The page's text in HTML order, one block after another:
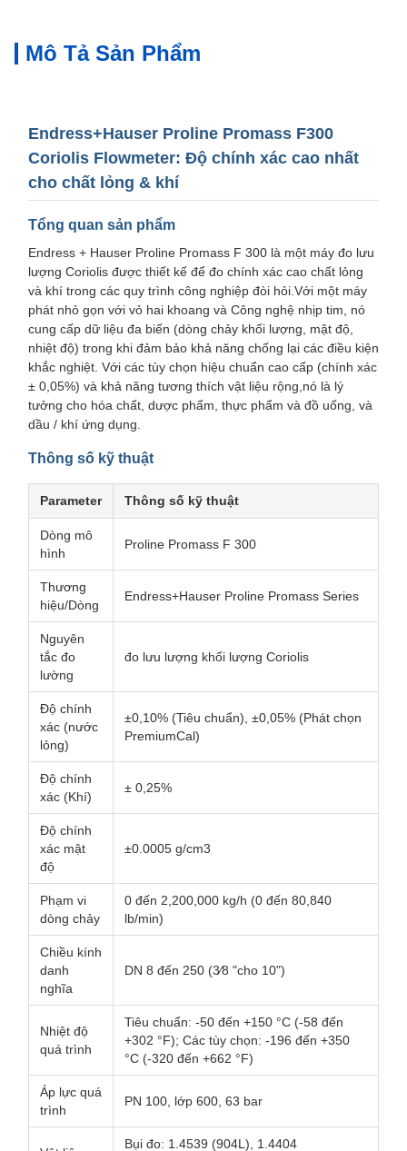
Mô Tả Sản Phẩm
Endress+Hauser Proline Promass F300
Coriolis Flowmeter: Độ chính xác cao nhất
cho chất lỏng & khí
Tổng quan sản phẩm
Endress + Hauser Proline Promass F 300 là một máy đo lưu
lượng Coriolis được thiết kế để đo chính xác cao chất lỏng
và khí trong các quy trình công nghiệp đòi hỏi.Với một máy
phát nhỏ gọn với vỏ hai khoang và Công nghệ nhịp tim, nó
cung cấp dữ liệu đa biến (dòng chảy khối lượng, mật độ,
nhiệt độ) trong khi đảm bảo khả năng chống lại các điều kiện
khắc nghiệt. Với các tùy chọn hiệu chuẩn cao cấp (chính xác
± 0,05%) và khả năng tương thích vật liệu rộng,nó là lý
tưởng cho hóa chất, dược phẩm, thực phẩm và đồ uống, và
dầu / khí ứng dụng.
Thông số kỹ thuật
Parameter Thông số kỹ thuật
Dòng mô
hình
Proline Promass F 300
Thương
hiệu/Dòng
Endress+Hauser Proline Promass Series
Nguyên
tắc đo
lường
đo lưu lượng khối lượng Coriolis
Độ chính
xác (nước
lỏng)
±0,10% (Tiêu chuẩn), ±0,05% (Phát chọn
PremiumCal)
Độ chính
xác (Khí)
± 0,25%
Độ chính
xác mật
độ
±0.0005 g/cm3
Phạm vi
dòng chảy
0 đến 2,200,000 kg/h (0 đến 80,840
lb/min)
Chiều kính
danh
nghĩa
DN 8 đến 250 (3⁄8 "cho 10")
Nhiệt độ
quá trình
Tiêu chuẩn: -50 đến +150 °C (-58 đến
+302 °F); Các tùy chọn: -196 đến +350
°C (-320 đến +662 °F)
Áp lực quá
trình
PN 100, lớp 600, 63 bar
Bụi đo: 1.4539 (904L), 1.4404